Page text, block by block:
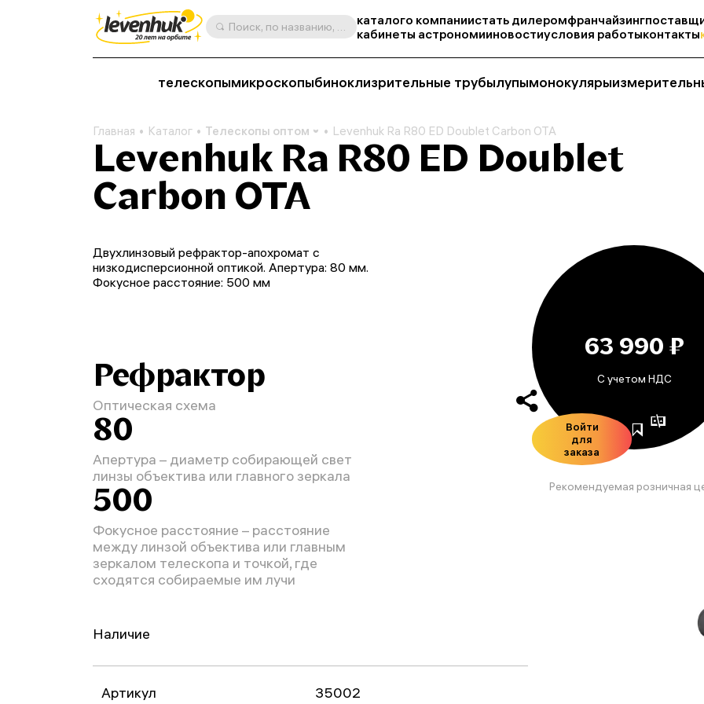
Поиск, по названию, артикулу, категории и др. каталого компаниистать дилеромфранчайзинг
кабинеты астрономииновостиусловия работыконтакты
телескопымикроскопыбиноклизрительные трубылупымонокуляры
Главная Каталог Телескопы оптом Levenhuk Ra R80 ED Doublet Carbon OTA
Levenhuk Ra R80 ED Doublet
Carbon OTA
63 990 ₽
С учетом НДС
Войти
для
заказа
Рекомендуемая розничная
Двухлинзовый рефрактор-апохромат с
низкодисперсионной оптикой. Апертура: 80 мм.
Фокусное расстояние: 500 мм
Рефрактор
Оптическая схема
80
Апертура – диаметр собирающей свет
линзы объектива или главного зеркала
500
Фокусное расстояние – расстояние
между линзой объектива или главным
зеркалом телескопа и точкой, где
сходятся собираемые им лучи
Наличие
Артикул 35002